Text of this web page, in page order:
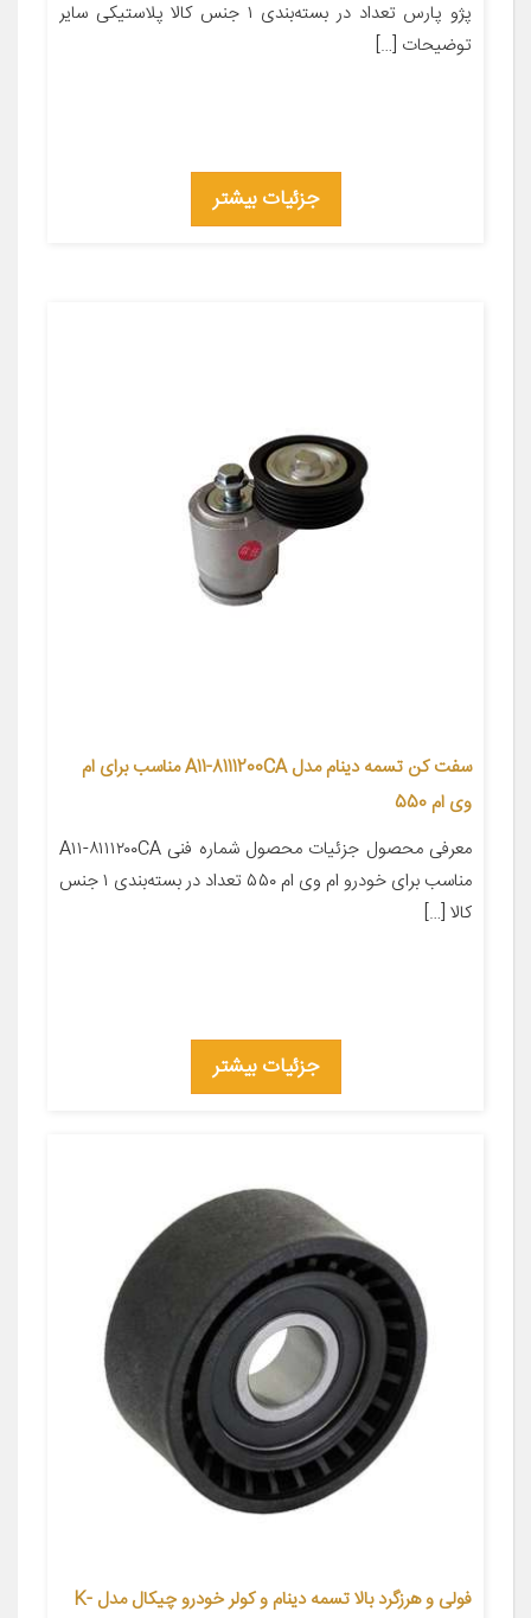
پژو پارس تعداد در بسته‌بندی ۱ جنس کالا پلاستیکی سایر
توضیحات […]
جزئیات بیشتر
سفت کن تسمه دینام مدل A11-8111200CA مناسب برای ام
وی ام 550
معرفی محصول جزئیات محصول شماره فنی A۱۱-۸۱۱۱۲۰۰CA
مناسب برای خودرو ام وی ام ۵۵۰ تعداد در بسته‌بندی ۱ جنس
کالا […]
جزئیات بیشتر
فولی و هرزگرد بالا تسمه دینام و کولر خودرو چیکال مدل K-